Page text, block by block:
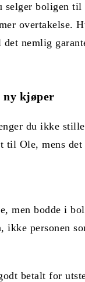
boligen
nemlig
ny kjøper
du ikke
Ole, mens
bodde i
personen
betalt for